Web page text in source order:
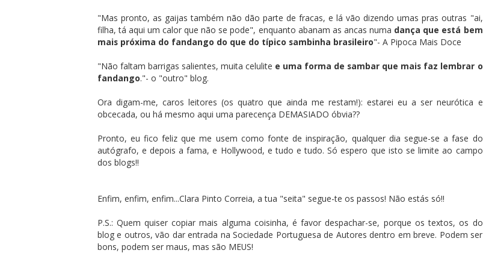
"Mas pronto, as gaijas também não dão parte de fracas, e lá vão dizendo umas pras outras "ai,
filha, tá aqui um calor que não se pode", enquanto abanam as ancas numa dança que está bem
mais próxima do fandango do que do típico sambinha brasileiro"- A Pipoca Mais Doce
"Não faltam barrigas salientes, muita celulite e uma forma de sambar que mais faz lembrar o
fandango."- o "outro" blog.
Ora digam-me, caros leitores (os quatro que ainda me restam!): estarei eu a ser neurótica e
obcecada, ou há mesmo aqui uma parecença DEMASIADO óbvia??
Pronto, eu fico feliz que me usem como fonte de inspiração, qualquer dia segue-se a fase do
autógrafo, e depois a fama, e Hollywood, e tudo e tudo. Só espero que isto se limite ao campo
dos blogs!!
Enfim, enfim, enfim...Clara Pinto Correia, a tua "seita" segue-te os passos! Não estás só!!
P.S.: Quem quiser copiar mais alguma coisinha, é favor despachar-se, porque os textos, os do
blog e outros, vão dar entrada na Sociedade Portuguesa de Autores dentro em breve. Podem ser
bons, podem ser maus, mas são MEUS!